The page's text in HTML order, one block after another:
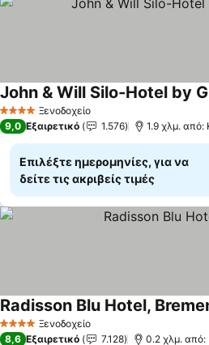
4 ΑστέριαΞενοδοχείο
John & Will Silo-Hotel by
9,0 Εξαιρετικό 1.576 1.9 χλμ. από:
Επιλέξτε ημερομηνίες, για να
δείτε τις ακριβείς τιμές
4 ΑστέριαΞενοδοχείο
Radisson Blu Hotel,
8,6 Εξαιρετικό 7.128 0.2 χλμ. από: